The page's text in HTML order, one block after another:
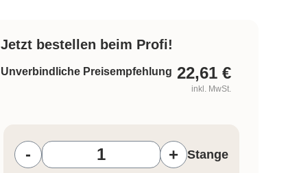
Jetzt bestellen beim Profi!
Unverbindliche Preisempfehlung 22,61 €
inkl. MwSt.
-
+ Stange